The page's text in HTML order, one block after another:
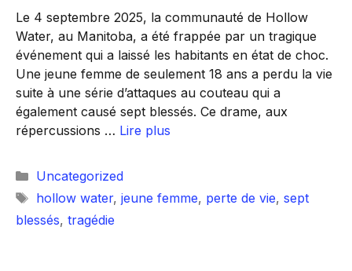
Le 4 septembre 2025, la communauté de Hollow
Water, au Manitoba, a été frappée par un tragique
événement qui a laissé les habitants en état de choc.
Une jeune femme de seulement 18 ans a perdu la vie
suite à une série d’attaques au couteau qui a
également causé sept blessés. Ce drame, aux
répercussions … Lire plus
Catégories
Uncategorized
Étiquettes
hollow water, jeune femme, perte de vie, sept
blessés, tragédie